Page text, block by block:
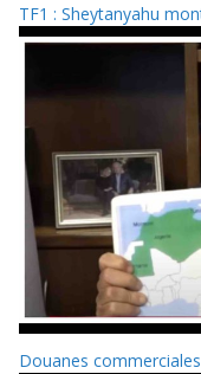
TF1 : Sheytanyahu
Douanes